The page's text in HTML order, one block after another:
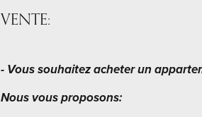
VENTE:
- Vous souhaitez acheter un
Nous vous proposons: